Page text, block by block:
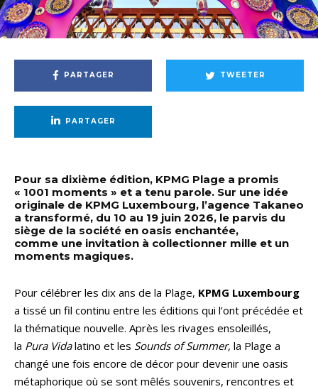
PARTAGER TWEETER
PARTAGER
Pour sa dixième édition, KPMG Plage a promis
« 1001 moments » et a tenu parole. Sur une idée
originale de KPMG Luxembourg, l’agence Takaneo
a transformé, du 10 au 19 juin 2026, le parvis du
siège de la société en oasis enchantée,
comme une invitation à collectionner mille et un
moments magiques.
Pour célébrer les dix ans de la Plage, KPMG Luxembourg
a tissé un fil continu entre les éditions qui l’ont précédée et
la thématique nouvelle. Après les rivages ensoleillés,
la Pura Vidalatino et les Sounds of Summer, la Plage a
changé une fois encore de décor pour devenir une oasis
métaphorique où se sont mêlés souvenirs, rencontres et